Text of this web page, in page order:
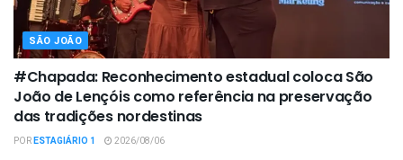
SÃO JOÃO
#Chapada: Reconhecimento estadual coloca São
João de Lençóis como referência na preservação
das tradições nordestinas
PORESTAGIÁRIO 1 2026/08/06